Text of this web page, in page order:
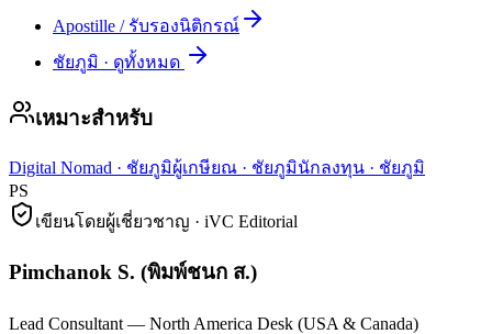
Apostille / รับรองนิติกรณ์
ชัยภูมิ · ดูทั้งหมด
เหมาะสำหรับ
Digital Nomad · ชัยภูมิผู้เกษียณ · ชัยภูมินักลงทุน · ชัยภูมิ
PS
เขียนโดยผู้เชี่ยวชาญ · iVC Editorial
Pimchanok S. (พิมพ์ชนก ส.)
Lead Consultant — North America Desk (USA & Canada)